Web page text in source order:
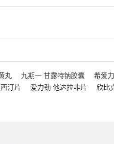
丸 九期一 甘露特钠胶囊 希爱
汀片 爱力劲 他达拉非片 欣比